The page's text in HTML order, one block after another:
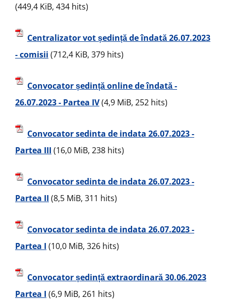
(449,4 KiB, 434 hits)
Centralizator vot ședință de îndată 26.07.2023
- comisii (712,4 KiB, 379 hits)
Convocator ședință online de îndată -
26.07.2023 - Partea IV(4,9 MiB, 252 hits)
Convocator sedinta de indata 26.07.2023 -
Partea III (16,0 MiB, 238 hits)
Convocator sedinta de indata 26.07.2023 -
Partea II (8,5 MiB, 311 hits)
Convocator sedinta de indata 26.07.2023 -
Partea I (10,0 MiB, 326 hits)
Convocator ședință extraordinară 30.06.2023
Partea I (6,9 MiB, 261 hits)